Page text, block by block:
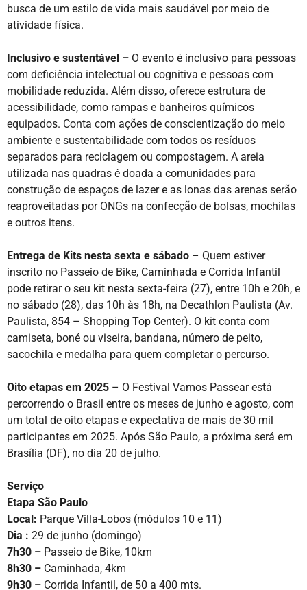
busca de um estilo de vida mais saudável por meio de
atividade física.
Inclusivo e sustentável – O evento é inclusivo para pessoas
com deficiência intelectual ou cognitiva e pessoas com
mobilidade reduzida. Além disso, oferece estrutura de
acessibilidade, como rampas e banheiros químicos
equipados. Conta com ações de conscientização do meio
ambiente e sustentabilidade com todos os resíduos
separados para reciclagem ou compostagem. A areia
utilizada nas quadras é doada a comunidades para
construção de espaços de lazer e as lonas das arenas serão
reaproveitadas por ONGs na confecção de bolsas, mochilas
e outros itens.
Entrega de Kits nesta sexta e sábado – Quem estiver
inscrito no Passeio de Bike, Caminhada e Corrida Infantil
pode retirar o seu kit nesta sexta-feira (27), entre 10h e 20h, e
no sábado (28), das 10h às 18h, na Decathlon Paulista (Av.
Paulista, 854 – Shopping Top Center). O kit conta com
camiseta, boné ou viseira, bandana, número de peito,
sacochila e medalha para quem completar o percurso.
Oito etapas em 2025 – O Festival Vamos Passear está
percorrendo o Brasil entre os meses de junho e agosto, com
um total de oito etapas e expectativa de mais de 30 mil
participantes em 2025. Após São Paulo, a próxima será em
Brasília (DF), no dia 20 de julho.
Serviço
Etapa São Paulo
Local: Parque Villa-Lobos (módulos 10 e 11)
Dia : 29 de junho (domingo)
7h30 – Passeio de Bike, 10km
8h30 – Caminhada, 4km
9h30 – Corrida Infantil, de 50 a 400 mts.